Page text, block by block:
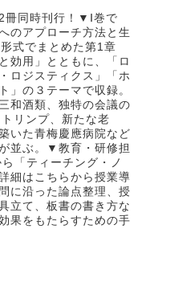
同時刊行！▼Ⅰ巻で
のアプローチ方法と生
式でまとめた第1章
効用」とともに、「ロ
ロジスティクス」「ホ
」の３テーマで収録。
和酒類、独特の会議の
リンプ、新たな老
いた青梅慶應病院など
並ぶ。▼教育・研修担
「ティーチング・ノ
細はこちらから授業導
に沿った論点整理、授
立て、板書の書き方な
果をもたらすための手